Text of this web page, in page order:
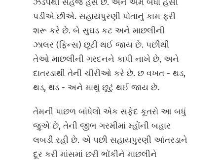
પડીએ છીએ. સહાયપુરણી પોતાનું કામ ફરી
શરૂ કરે છે. બે સુઘડ કટ અને માછલીની
ઝાલર (ફિન્સ) છૂટી થઈ જાય છે. પછીથી
તેઓ માછલીની ગરદનને કાપી નાખે છે, અને
દાતરડાથી તેની ચીરીઓ કરે છે. છ વખત - થડ,
થડ, થડ - અને માથું છૂટું થઈ જાય છે.
તેમની પાછળ બાંધેલો એક સફેદ કૂતરો આ બધું
જુએ છે, તેની જીભ ગરમીમાં મ્હોંની બહાર
લબડી રહી છે. એ પછી સહાયપુરણી આંતરડાને
દૂર કરી માંસમાં છરી ભોંકીને માછલીને